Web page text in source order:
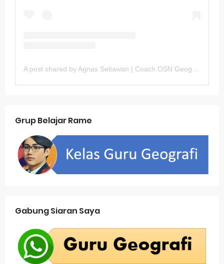
A post shared by Agnas Setiawan | Coach OSN Geografi (@gurugeografi)
Grup Belajar Rame
Gabung Siaran Saya